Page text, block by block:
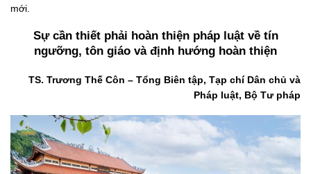
mới.
Sự cần thiết phải hoàn thiện pháp luật về tín
ngưỡng, tôn giáo và định hướng hoàn thiện
TS. Trương Thế Côn – Tổng Biên tập, Tạp chí Dân chủ và
Pháp luật, Bộ Tư pháp